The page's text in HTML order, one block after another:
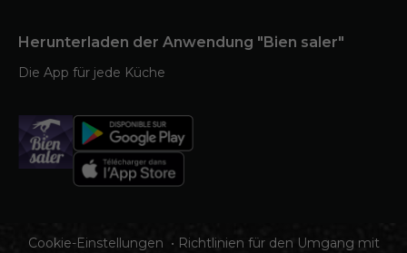
Herunterladen der Anwendung "Bien saler"
Die App für jede Küche
Cookie-Einstellungen • Richtlinien für den Umgang mit